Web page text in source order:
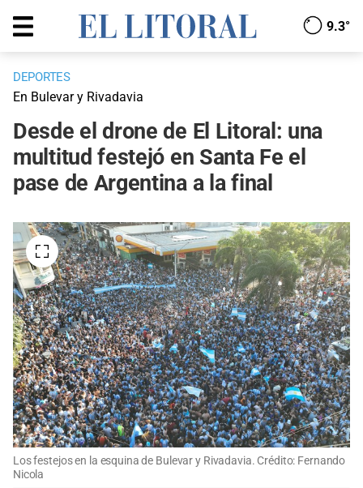
9.3°
DEPORTES
En Bulevar y Rivadavia
Desde el drone de El Litoral: una
multitud festejó en Santa Fe el
pase de Argentina a la final
Los festejos en la esquina de Bulevar y Rivadavia. Crédito: Fernando
Nicola